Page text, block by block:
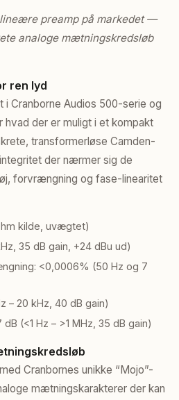
preamp på markedet —
analoge mætningskredsløb
ren lyd
i Cranborne Audios 500-serie og
der er muligt i et kompakt
transformerløse Camden-
der nærmer sig de
forvrængning og fase-linearitet
kilde, uvægtet)
35 dB gain, +24 dBu ud)
<0,0006% (50 Hz og 7
– 20 kHz, 40 dB gain)
(<1 Hz – >1 MHz, 35 dB gain)
Cranbornes unikke “Mojo”-
mætningskarakterer der kan